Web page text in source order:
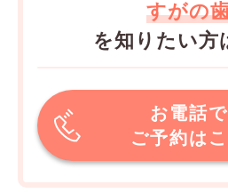
すがの
を知りたい方
お電話
ご予約は